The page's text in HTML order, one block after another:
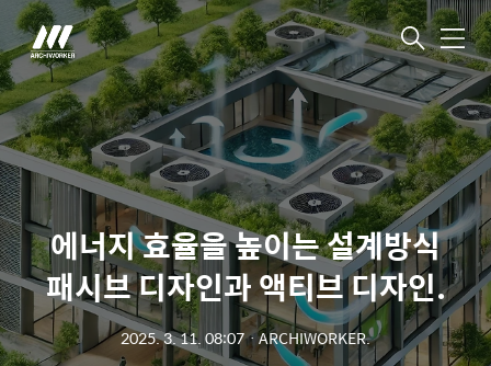
메
뉴
에너지 효율을 높이는 설계방식
패시브 디자인과 액티브 디자인.
2025. 3. 11. 08:07ㆍARCHIWORKER.